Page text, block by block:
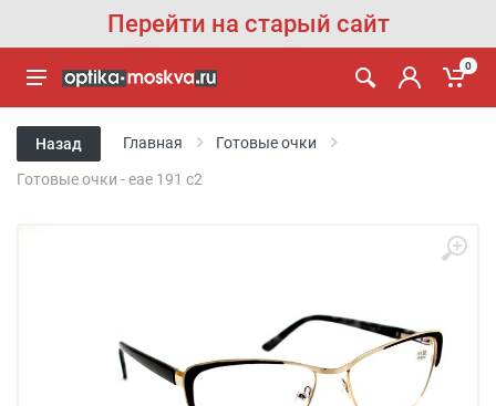
Перейти на старый сайт
0
Назад Главная Готовые очки
Готовые очки - eae 191 c2